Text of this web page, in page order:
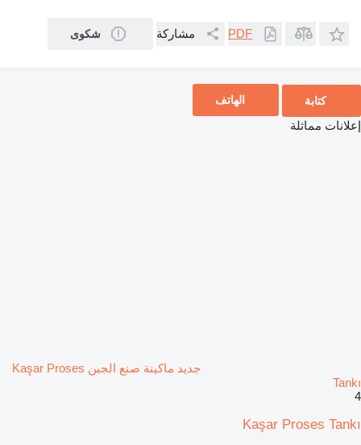
PDF مشاركة شكوى
كتابة الهاتف
إعلانات مماثلة
جديد ماكينة صنع الجبن Kaşar Proses
Tankı
4
Kaşar Proses Tankı